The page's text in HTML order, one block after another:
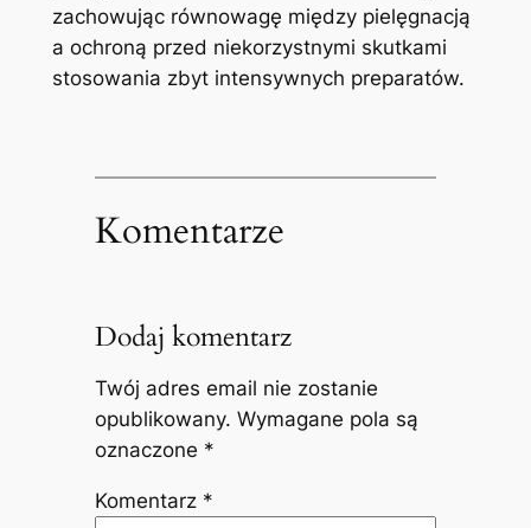
zachowując ​równowagę między pielęgnacją
a ochroną przed niekorzystnymi skutkami
stosowania zbyt intensywnych preparatów.
Komentarze
Dodaj komentarz
Twój adres email nie zostanie
opublikowany. Wymagane pola są
oznaczone *
Komentarz *